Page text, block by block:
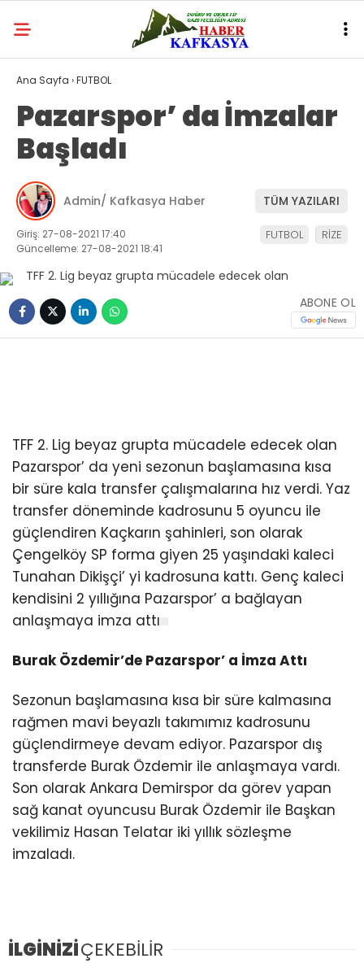
Ana Sayfa ›FUTBOL
Pazarspor’ da İmzalar
Başladı
Admin/ Kafkasya Haber TÜM YAZILARI
Giriş: 27-08-2021 17:40
Güncelleme: 27-08-2021 18:41
FUTBOL RİZE
ABONE OL
TFF 2. Lig beyaz grupta mücadele edecek olan
Pazarspor’ da yeni sezonun başlamasına kısa
bir süre kala transfer çalışmalarına hız verdi. Yaz
transfer döneminde kadrosunu 5 oyuncu ile
güçlendiren Kaçkarın şahinleri, son olarak
Çengelköy SP forma giyen 25 yaşındaki kaleci
Tunahan Dikişçi’ yi kadrosuna kattı. Genç kaleci
kendisini 2 yıllığına Pazarspor’ a bağlayan
anlaşmaya imza attı
Burak Özdemir’de Pazarspor’ a İmza Attı
Sezonun başlamasına kısa bir süre kalmasına
rağmen mavi beyazlı takımımız kadrosunu
güçlendirmeye devam ediyor. Pazarspor dış
transferde Burak Özdemir ile anlaşmaya vardı.
Son olarak Ankara Demirspor da görev yapan
sağ kanat oyuncusu Burak Özdemir ile Başkan
vekilimiz Hasan Telatar iki yıllık sözleşme
imzaladı.
İLGİNİZİÇEKEBİLİR